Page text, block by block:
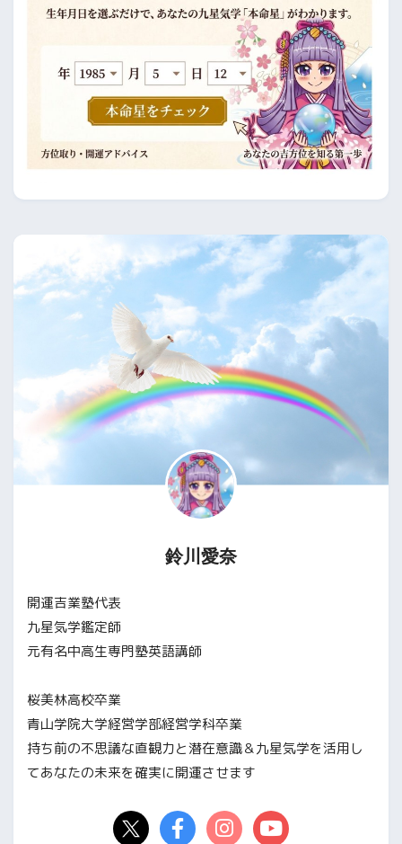
鈴川愛奈
開運吉業塾代表
九星気学鑑定師
元有名中高生専門塾英語講師
桜美林高校卒業
青山学院大学経営学部経営学科卒業
持ち前の不思議な直観力と潜在意識＆九星気学を活用し
てあなたの未来を確実に開運させます